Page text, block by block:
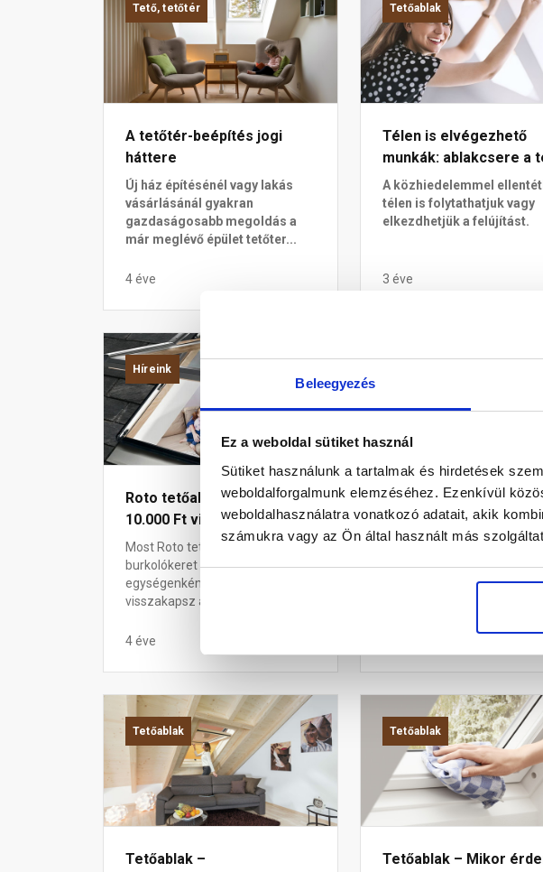
Beleegyezés
Ez a weboldal sütiket használ
Sütiket használunk a tartalmak és hirdetések
weboldalforgalmunk elemzéséhez. Ezenkívül
weboldalhasználatra vonatkozó adatait, akik
számukra vagy az Ön által használt más
Tető, tetőtér
A tetőtér-beépítés jogi
háttere
Új ház építésénél vagy lakás
vásárlásánál gyakran
gazdaságosabb megoldás a
már meglévő épület tetőter...
4 éve
Tetőablak
Télen is elvégezhető
munkák: ablakcsere a
A közhiedelemmel
télen is folytathatjuk vagy
elkezdhetjük a felújítást.
3 éve
Híreink
Roto tetőablak akció:
10.000 Ft visszajár
Most Roto tetőablak és
burkolókeret
egységenként 10.000 Ft-ot
visszakapsz az árból!
4 éve
Tetőablak – Anyag és
Az ablaktípusról elsősorban
adott helyiség funkciója
Tetőablak
Tetőablak –
Tetőablak
Tetőablak – Mikor